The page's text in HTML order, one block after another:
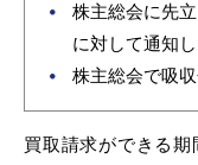
株主総会に先
に対して通知
株主総会で吸
買取請求ができる期